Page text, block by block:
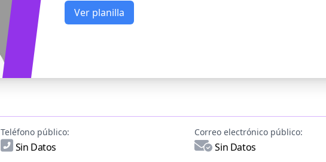
Ver planilla
Teléfono público:
Sin Datos
Correo electrónico público:
Sin Datos